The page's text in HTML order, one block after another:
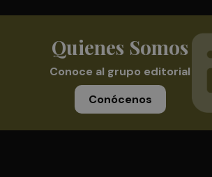
Quienes Somos
Conoce al grupo editorial
Conócenos